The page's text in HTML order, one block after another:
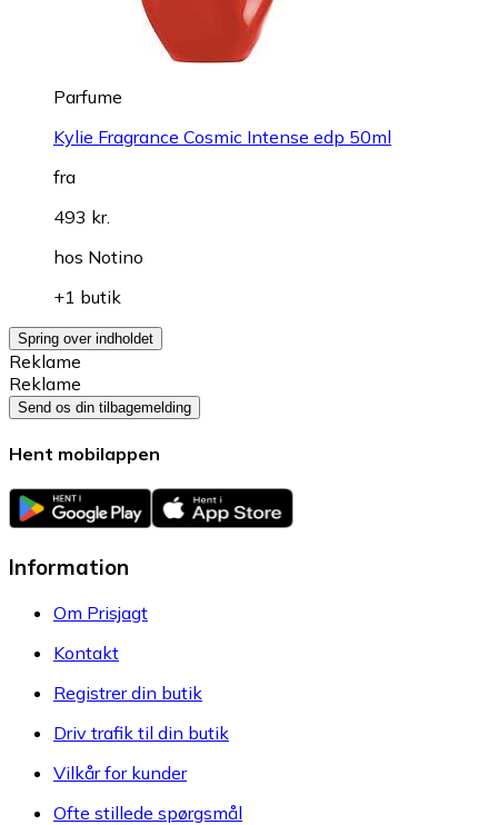
Parfume
Kylie Fragrance Cosmic Intense edp 50ml
fra
493 kr.
hos Notino
+1 butik
Spring over indholdet
Reklame
Reklame
Send os din tilbagemelding
Hent mobilappen
Information
Om Prisjagt
Kontakt
Registrer din butik
Driv trafik til din butik
Vilkår for kunder
Ofte stillede spørgsmål